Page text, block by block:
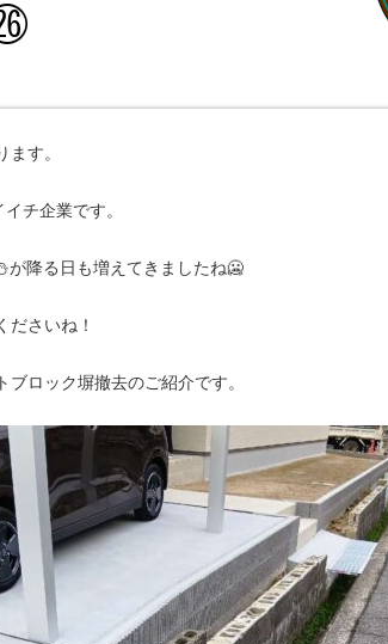
す。
チ企業です。
が降る日も増えてきましたね🥶
ださいね！
ロック塀撤去のご紹介です。